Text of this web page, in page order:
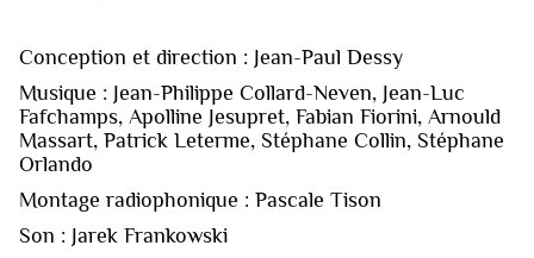
Conception et direction : Jean-Paul Dessy
Musique : Jean-Philippe Collard-Neven, Jean-Luc
Fafchamps, Apolline Jesupret, Fabian Fiorini, Arnould
Massart, Patrick Leterme, Stéphane Collin, Stéphane
Orlando
Montage radiophonique : Pascale Tison
Son : Jarek Frankowski